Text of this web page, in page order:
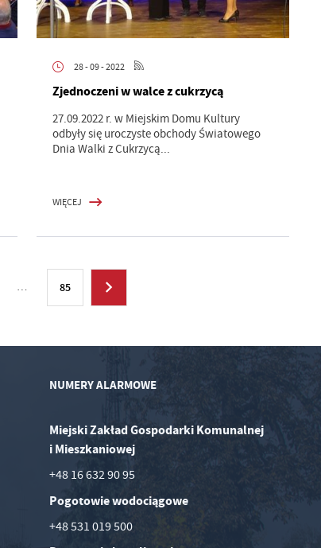
28 - 09 - 2022
Zjednoczeni w walce z cukrzycą
27.09.2022 r. w Miejskim Domu Kultury
odbyły się uroczyste obchody Światowego
Dnia Walki z Cukrzycą...
WIĘCEJ
… 85
NUMERY ALARMOWE
Miejski Zakład Gospodarki Komunalnej
i Mieszkaniowej
+48 16 632 90 95
Pogotowie wodociągowe
+48 531 019 500